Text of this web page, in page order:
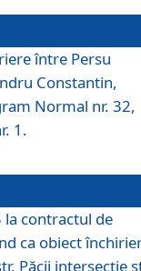
între Persu
Constantin,
Normal nr. 32,
1.
la contractul de
ca obiect
Păcii intersecție